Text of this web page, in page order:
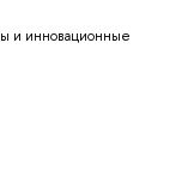
и инновационные